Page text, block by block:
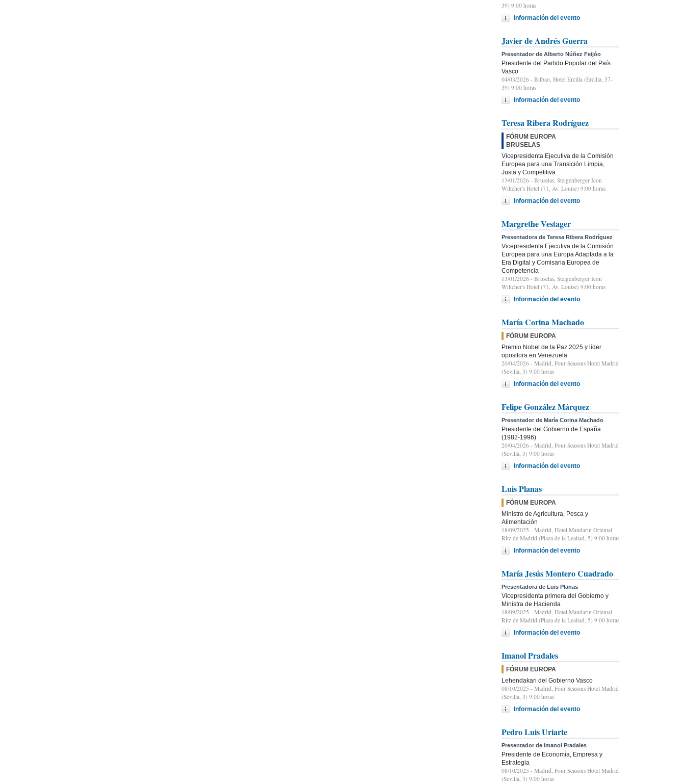
39) 9:00 horas
Información del evento
Javier de Andrés Guerra
Presentador de Alberto Núñez Feijóo
Presidente del Partido Popular del País
Vasco
04/03/2026 - Bilbao, Hotel Ercilla (Ercilla, 37-
39) 9:00 horas
Información del evento
Teresa Ribera Rodríguez
FÓRUM EUROPA
BRUSELAS
Vicepresidenta Ejecutiva de la Comisión
Europea para una Transición Limpia,
Justa y Competitiva
13/01/2026 - Bruselas, Steigenberger Icon
Wiltcher's Hotel (71, Av. Louise) 9:00 horas
Información del evento
Margrethe Vestager
Presentadora de Teresa Ribera Rodríguez
Vicepresidenta Ejecutiva de la Comisión
Europea para una Europa Adaptada a la
Era Digital y Comisaria Europea de
Competencia
13/01/2026 - Bruselas, Steigenberger Icon
Wiltcher's Hotel (71, Av. Louise) 9:00 horas
Información del evento
María Corina Machado
FÓRUM EUROPA
Premio Nobel de la Paz 2025 y líder
opositora en Venezuela
20/04/2026 - Madrid, Four Seasons Hotel Madrid
(Sevilla, 3) 9.00 horas
Información del evento
Felipe González Márquez
Presentador de María Corina Machado
Presidente del Gobierno de España
(1982-1996)
20/04/2026 - Madrid, Four Seasons Hotel Madrid
(Sevilla, 3) 9.00 horas
Información del evento
Luis Planas
FÓRUM EUROPA
Ministro de Agricultura, Pesca y
Alimentación
18/09/2025 - Madrid, Hotel Mandarin Oriental
Ritz de Madrid (Plaza de la Lealtad, 5) 9:00 horas
Información del evento
María Jesús Montero Cuadrado
Presentadora de Luis Planas
Vicepresidenta primera del Gobierno y
Ministra de Hacienda
18/09/2025 - Madrid, Hotel Mandarin Oriental
Ritz de Madrid (Plaza de la Lealtad, 5) 9:00 horas
Información del evento
Imanol Pradales
FÓRUM EUROPA
Lehendakari del Gobierno Vasco
08/10/2025 - Madrid, Four Seasons Hotel Madrid
(Sevilla, 3) 9.00 horas
Información del evento
Pedro Luis Uriarte
Presentador de Imanol Pradales
Presidente de Economía, Empresa y
Estrategia
08/10/2025 - Madrid, Four Seasons Hotel Madrid
(Sevilla, 3) 9.00 horas